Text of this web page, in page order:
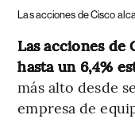
Las acciones de Cisco
Las acciones de
hasta un 6,4%
más alto desde
empresa de